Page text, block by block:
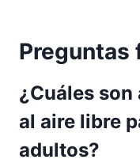
Preguntas
¿Cuáles
al aire libre
adultos?